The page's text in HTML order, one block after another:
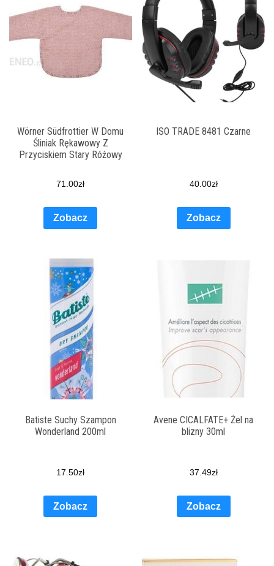
Wörner Südfrottier W Domu
Śliniak Rękawowy Z
Przyciskiem Stary Różowy
71.00zł
Zobacz
ISO TRADE 8481 Czarne
40.00zł
Zobacz
Batiste Suchy Szampon
Wonderland 200ml
17.50zł
Zobacz
Avene CICALFATE+ Żel na
blizny 30ml
37.49zł
Zobacz